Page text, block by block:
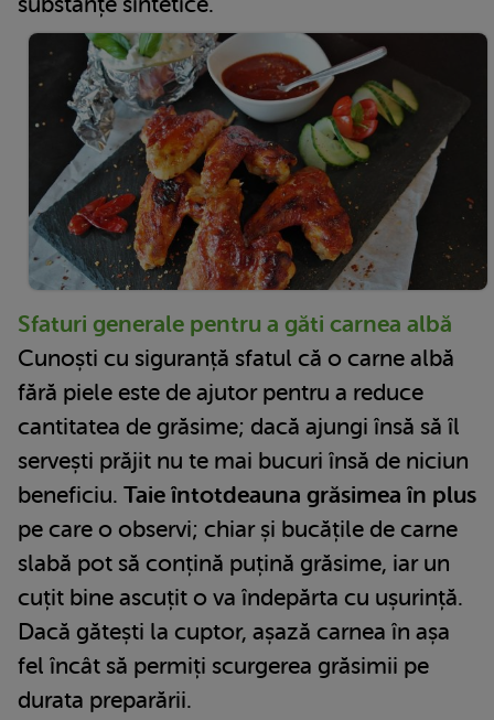
Sfaturi generale pentru a găti carnea albă
Cunoști cu siguranță sfatul că o carne albă
fără piele este de ajutor pentru a reduce
cantitatea de grăsime; dacă ajungi însă să îl
servești prăjit nu te mai bucuri însă de niciun
beneficiu. Taie întotdeauna grăsimea în plus
pe care o observi; chiar și bucățile de carne
slabă pot să conțină puțină grăsime, iar un
cuțit bine ascuțit o va îndepărta cu ușurință.
Dacă gătești la cuptor, așază carnea în așa
fel încât să permiți scurgerea grăsimii pe
durata preparării.